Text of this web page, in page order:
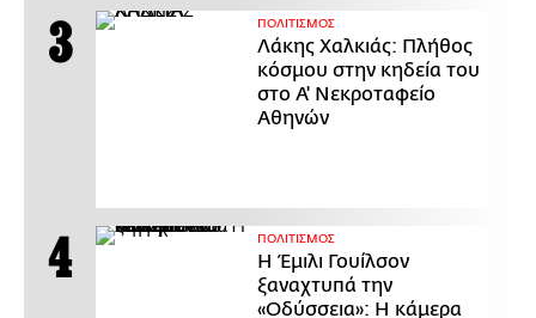
ΠΟΛΙΤΙΣΜΟΣ
Λάκης Χαλκιάς: Πλήθος
κόσμου στην κηδεία του
στο Α' Νεκροταφείο
Αθηνών
ΠΟΛΙΤΙΣΜΟΣ
Η Έμιλι Γουίλσον
ξαναχτυπά την
«Οδύσσεια»: Η κάμερα